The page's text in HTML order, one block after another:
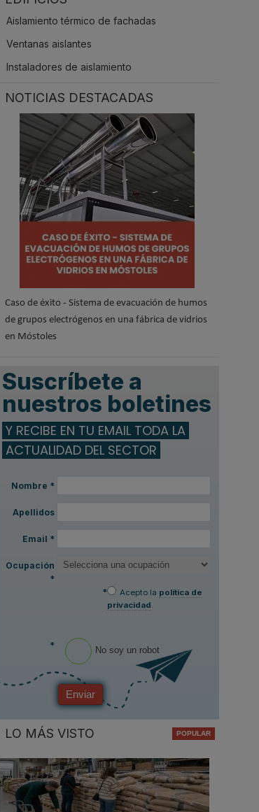
Aislamiento térmico de fachadas
Ventanas aislantes
Instaladores de aislamiento
NOTICIAS DESTACADAS
Caso de éxito - Sistema de evacuación de humos
de grupos electrógenos en una fábrica de vidrios
en Móstoles
Suscríbete a
nuestros boletines
Y RECIBE EN TU EMAIL TODA LA
ACTUALIDAD DEL SECTOR
Nombre *
Apellidos
Email *
Ocupación
*
*
Acepto la política de
privacidad.
* No soy un robot
Enviar
LO MÁS VISTO